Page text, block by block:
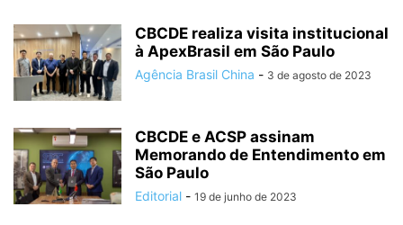
CBCDE realiza visita institucional
à ApexBrasil em São Paulo
Agência Brasil China - 3 de agosto de 2023
CBCDE e ACSP assinam
Memorando de Entendimento em
São Paulo
Editorial - 19 de junho de 2023